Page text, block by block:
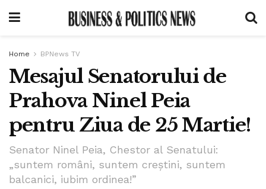
Home BPNews TV
Mesajul Senatorului de
Prahova Ninel Peia
pentru Ziua de 25 Martie!
Senator Ninel Peia, Chestor al Senatului:
„suntem români, suntem creștini, suntem
balcanici, iubim ordinea!”